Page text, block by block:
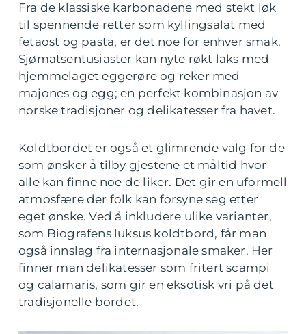
Fra de klassiske karbonadene med stekt løk
til spennende retter som kyllingsalat med
fetaost og pasta, er det noe for enhver smak.
Sjømatsentusiaster kan nyte røkt laks med
hjemmelaget eggerøre og reker med
majones og egg; en perfekt kombinasjon av
norske tradisjoner og delikatesser fra havet.
Koldtbordet er også et glimrende valg for de
som ønsker å tilby gjestene et måltid hvor
alle kan finne noe de liker. Det gir en uformell
atmosfære der folk kan forsyne seg etter
eget ønske. Ved å inkludere ulike varianter,
som Biografens luksus koldtbord, får man
også innslag fra internasjonale smaker. Her
finner man delikatesser som fritert scampi
og calamaris, som gir en eksotisk vri på det
tradisjonelle bordet.